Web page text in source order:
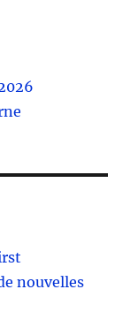
nouvelles